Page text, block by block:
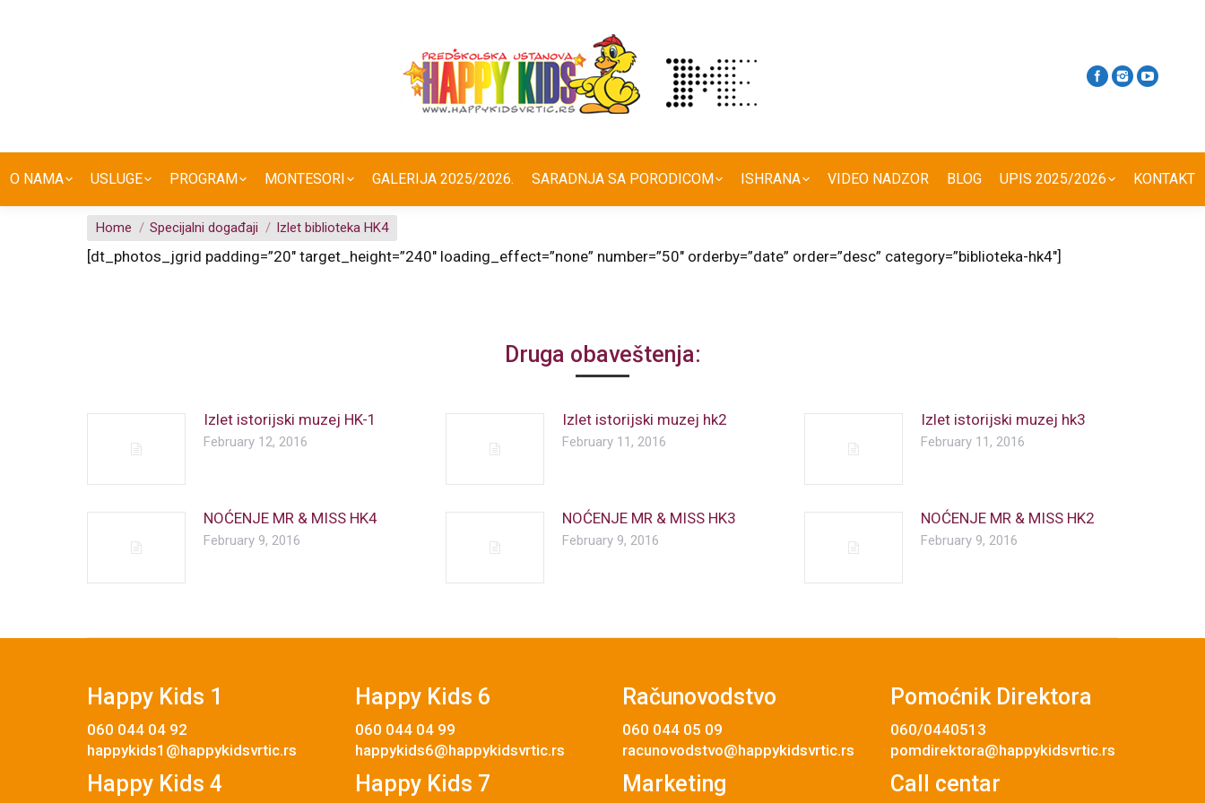
O NAMA USLUGE PROGRAM MONTESORI GALERIJA 2025/2026. SARADNJA SA PORODICOM ISHRANA VIDEO NADZOR BLOG UPIS 2025/2026 KONTAKT
You are here:
Home Specijalni događaji Izlet biblioteka HK4
[dt_photos_jgrid padding=”20″ target_height=”240″ loading_effect=”none” number=”50″ orderby=”date” order=”desc” category=”biblioteka-hk4″]
Druga obaveštenja:
Izlet istorijski muzej HK-1
February 12, 2016
Izlet istorijski muzej hk2
February 11, 2016
Izlet istorijski muzej hk3
February 11, 2016
NOĆENJE MR & MISS HK4
February 9, 2016
NOĆENJE MR & MISS HK3
February 9, 2016
NOĆENJE MR & MISS HK2
February 9, 2016
Happy Kids 1
060 044 04 92
happykids1@happykidsvrtic.rs
Happy Kids 4
Happy Kids 6
060 044 04 99
happykids6@happykidsvrtic.rs
Happy Kids 7
Računovodstvo
060 044 05 09
racunovodstvo@happykidsvrtic.rs
Marketing
Pomoćnik Direktora
060/0440513
pomdirektora@happykidsvrtic.rs
Call centar